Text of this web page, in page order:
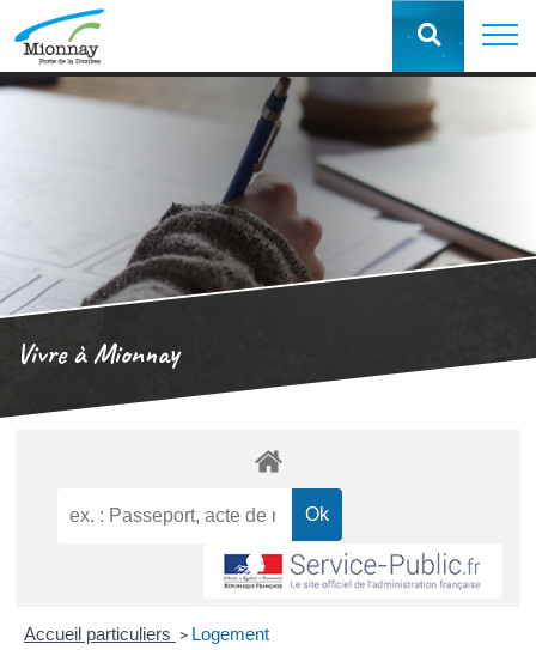
Vivre à Mionnay
Accueil particuliers > Logement